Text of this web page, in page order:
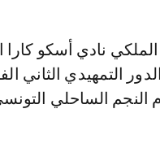
نادي أسكو كارا
التمهيدي الثاني
النجم الساحلي